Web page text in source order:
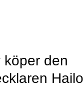
köper den